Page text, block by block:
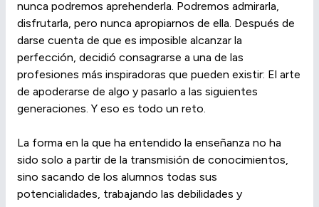
nunca podremos aprehenderla. Podremos admirarla,
disfrutarla, pero nunca apropiarnos de ella. Después de
darse cuenta de que es imposible alcanzar la
perfección, decidió consagrarse a una de las
profesiones más inspiradoras que pueden existir: El arte
de apoderarse de algo y pasarlo a las siguientes
generaciones. Y eso es todo un reto.
La forma en la que ha entendido la enseñanza no ha
sido solo a partir de la transmisión de conocimientos,
sino sacando de los alumnos todas sus
potencialidades, trabajando las debilidades y